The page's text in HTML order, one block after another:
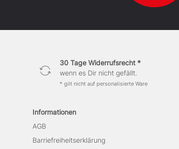
30 Tage Widerrufsrecht *
wenn es Dir nicht gefällt.
* gilt nicht auf personalisierte Ware
Informationen
AGB
Barriefreiheitserklärung